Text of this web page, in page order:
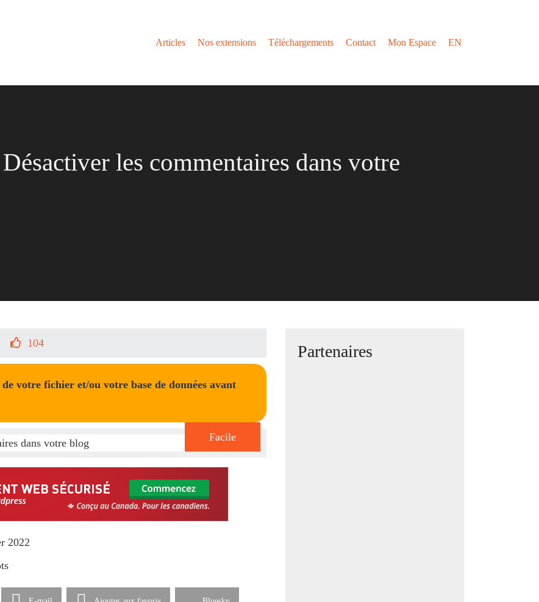
Articles Nos extensions Téléchargements Contact Mon Espace EN
les commentaires dans votre
104
votre fichier et/ou votre base de données avant
Facile
2022
Partenaires